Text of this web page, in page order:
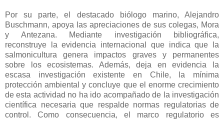
Por su parte, el destacado biólogo marino, Alejandro
Buschmann, apoya las apreciaciones de sus colegas, Mora
y Antezana. Mediante investigación bibliográfica,
reconstruye la evidencia internacional que indica que la
salmonicultura genera impactos graves y permanentes
sobre los ecosistemas. Además, deja en evidencia la
escasa investigación existente en Chile, la mínima
protección ambiental y concluye que el enorme crecimiento
de esta actividad no ha ido acompañado de la investigación
científica necesaria que respalde normas regulatorias de
control. Como consecuencia, el marco regulatorio es